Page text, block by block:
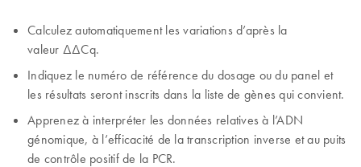
Calculez automatiquement les variations d’après la
valeur ∆∆Cq.
Indiquez le numéro de référence du dosage ou du panel et
les résultats seront inscrits dans la liste de gènes qui convient.
Apprenez à interpréter les données relatives à l’ADN
génomique, à l’efficacité de la transcription inverse et au puits
de contrôle positif de la PCR.